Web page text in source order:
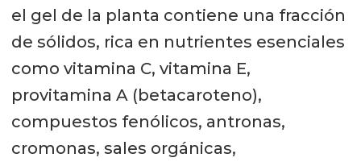
el gel de la planta contiene una fracción
de sólidos, rica en nutrientes esenciales
como vitamina C, vitamina E,
provitamina A (betacaroteno),
compuestos fenólicos, antronas,
cromonas, sales orgánicas,